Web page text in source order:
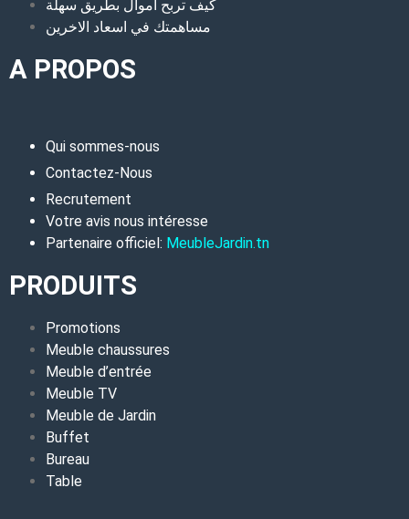
كيف تربح أموال بطريق سهلة
مساهمتك في اسعاد الاخرين
A PROPOS
Qui sommes-nous
Contactez-Nous
Recrutement
Votre avis nous intéresse
Partenaire officiel: MeubleJardin.tn
PRODUITS
Promotions
Meuble chaussures
Meuble d’entrée
Meuble TV
Meuble de Jardin
Buffet
Bureau
Table